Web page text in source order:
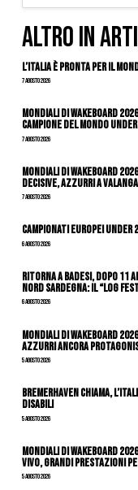
ALTRO IN
L’Italia è pronta per il
7 Agosto 2026
Mondiali di Wakeboard
campione del mondo Under
7 Agosto 2026
Mondiali di Wakeboard
decisive, azzurri a
7 Agosto 2026
Campionati Europei Under
6 Agosto 2026
Ritorna a Badesi, dopo
nord Sardegna: il “Log
6 Agosto 2026
Mondiali di Wakeboard
azzurri ancora
5 Agosto 2026
Bremerhaven chiama,
Disabili
5 Agosto 2026
Mondiali di Wakeboard
vivo, grandi prestazioni
5 Agosto 2026